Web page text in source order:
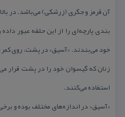
آن قرمز و جگری (زرشكی) می‌باشد. در
بندی پارچه‌ای را از این حلقه عبور
خود می‌بندند. «آسیق» در پشت، روی كمر
زنان كه گیسوان خود را در پشت قرار
استفاده می‌كنند.
«آسیق» در اندازه‌های مختلف بوده و